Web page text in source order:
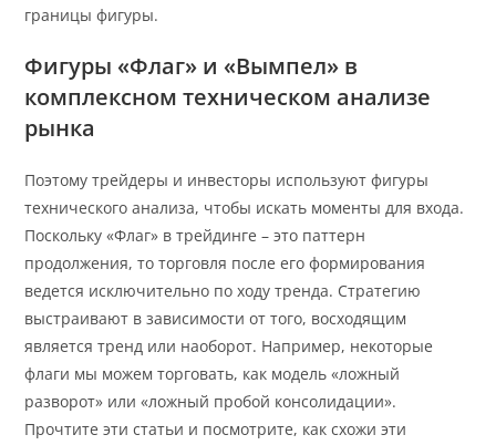
границы фигуры.
Фигуры «Флаг» и «Вымпел» в
комплексном техническом анализе
рынка
Поэтому трейдеры и инвесторы используют фигуры
технического анализа, чтобы искать моменты для входа.
Поскольку «Флаг» в трейдинге – это паттерн
продолжения, то торговля после его формирования
ведется исключительно по ходу тренда. Стратегию
выстраивают в зависимости от того, восходящим
является тренд или наоборот. Например, некоторые
флаги мы можем торговать, как модель «ложный
разворот» или «ложный пробой консолидации».
Прочтите эти статьи и посмотрите, как схожи эти